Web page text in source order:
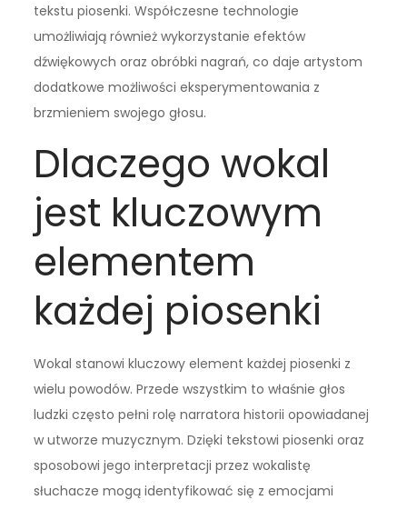
tekstu piosenki. Współczesne technologie
umożliwiają również wykorzystanie efektów
dźwiękowych oraz obróbki nagrań, co daje artystom
dodatkowe możliwości eksperymentowania z
brzmieniem swojego głosu.
Dlaczego wokal
jest kluczowym
elementem
każdej piosenki
Wokal stanowi kluczowy element każdej piosenki z
wielu powodów. Przede wszystkim to właśnie głos
ludzki często pełni rolę narratora historii opowiadanej
w utworze muzycznym. Dzięki tekstowi piosenki oraz
sposobowi jego interpretacji przez wokalistę
słuchacze mogą identyfikować się z emocjami